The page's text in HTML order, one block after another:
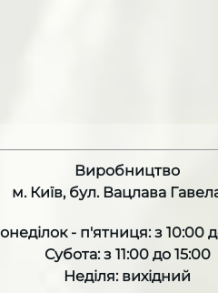
DECAF
Виробництво
м. Київ, бул. Вацлава
- п'ятниця: з 10:00
Субота: з 11:00 до 15:00
Неділя: вихідний